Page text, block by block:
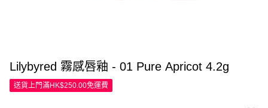
Lilybyred 霧感唇釉 - 01 Pure Apricot 4.2g
送貨上門滿HK$250.00免運費